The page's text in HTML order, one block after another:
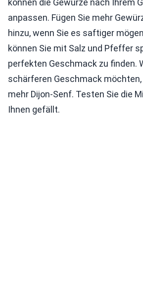
können die Gewürze nach Ihrem
anpassen. Fügen Sie mehr
hinzu, wenn Sie es saftiger
können Sie mit Salz und Pfeffer
perfekten Geschmack zu finden.
schärferen Geschmack möchten,
mehr Dijon-Senf. Testen Sie die
Ihnen gefällt.